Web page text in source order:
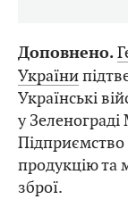
Доповнено.
України
Українські
у Зеленограді
Підприємство
продукцію та
зброї.